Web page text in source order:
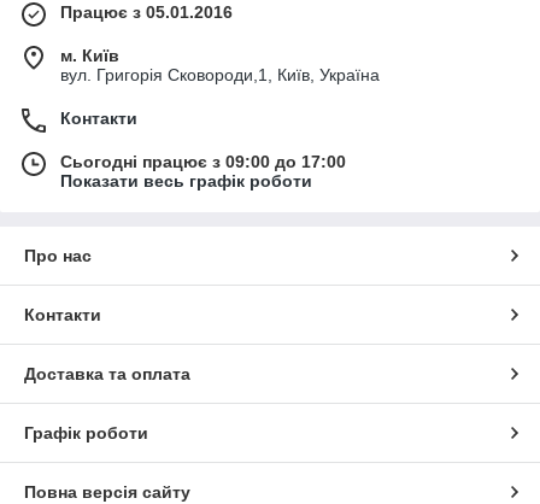
Працює з 05.01.2016
м. Київ
вул. Григорія Сковороди,1, Київ, Україна
Контакти
Сьогодні працює з 09:00 до 17:00
Показати весь графік роботи
Про нас
Контакти
Доставка та оплата
Графік роботи
Повна версія сайту